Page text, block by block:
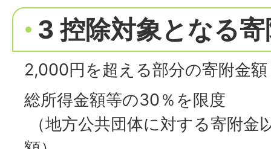
3 控除対象となる
2,000円を超える部分の寄附金額
総所得金額等の30％を限度
（地方公共団体に対する寄附金